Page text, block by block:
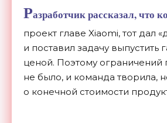
Разработчик рассказал, что
проект главе Xiaomi, тот дал «
и поставил задачу выпустить
ценой. Поэтому ограничений
не было, и команда творила,
о конечной стоимости